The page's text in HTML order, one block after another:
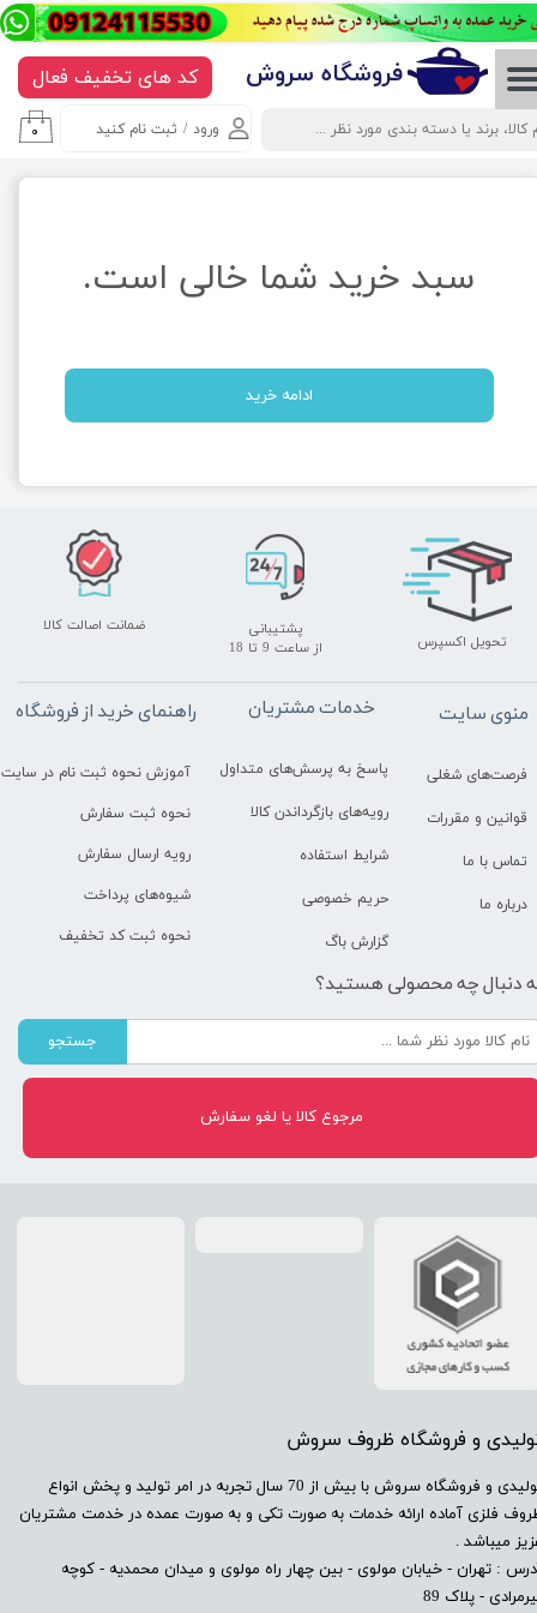
ورود / ثبت نام کنید
حساب کاربری من
تغییر گذر واژه
۰
​​​​​​​​فروشگاه سروش کد های تخفیف فعال
سبد خرید شما خالی است.
ادامه خرید
و فروشگاه ظروف سروش
​تولیدی و فروشگاه سروش با بیش از 70 سال تجربه در امر تولید و پخش انواع
فلزی آماده ارائه خدمات به صورت تکی و به صورت عمده در خدمت مشتریان
میباشد .
: تهران - خیابان مولوی - بین چهار راه مولوی و میدان محمدیه - کوچه
- پلاک 89
تحویل اکسپرس
پشتیبانی
​​​​​​​از ساعت 9 تا 18
ضمانت اصالت کالا
راهنمای خرید از فروشگاه
آموزش نحوه ثبت نام در سایت
نحوه ثبت سفارش
رویه ارسال سفارش
شیوه‌های پرداخت
نحوه ثبت کد تخفیف
خدمات مشتریان
پاسخ به پرسش‌های متداول
رویه‌های بازگرداندن کالا
شرایط استفاده
حریم خصوصی
گزارش باگ
منوی سایت
فرصت‌های شغلی
قوانین و مقررات
تماس با ما
درباره ما
دنبال چه محصولی هستید؟
جستجو
مرجوع کالا یا لغو سفارش